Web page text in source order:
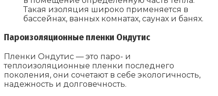
Такая изоляция широко применяется в
бассейнах, ванных комнатах, саунах и банях.
Пароизоляционные пленки Ондутис
Пленки Ондутис — это паро- и
теплоизоляционные пленки последнего
поколения, они сочетают в себе экологичность,
надежность и долговечность.